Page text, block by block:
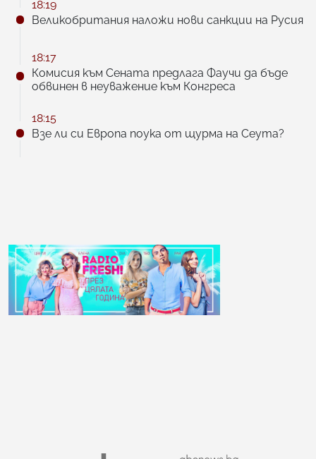
18:19
Великобритания наложи нови санкции на Русия
18:17
Комисия към Сената предлага Фаучи да бъде
обвинен в неуважение към Конгреса
18:15
Взе ли си Европа поука от щурма на Сеута?